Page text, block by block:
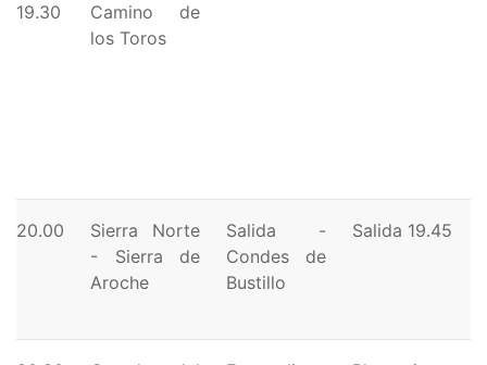
19.30
Camino de
los Toros
20.00
Sierra Norte
- Sierra de
Aroche
Salida -
Condes de
Bustillo
Salida 19.45